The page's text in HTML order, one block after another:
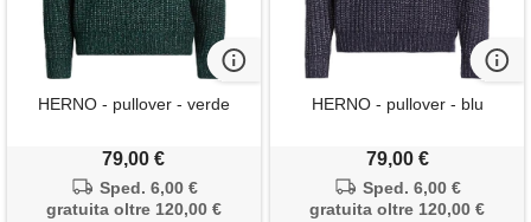
HERNO - pullover - verde
79,00 €
Sped. 6,00 €
gratuita oltre 120,00 €
HERNO - pullover - blu
79,00 €
Sped. 6,00 €
gratuita oltre 120,00 €